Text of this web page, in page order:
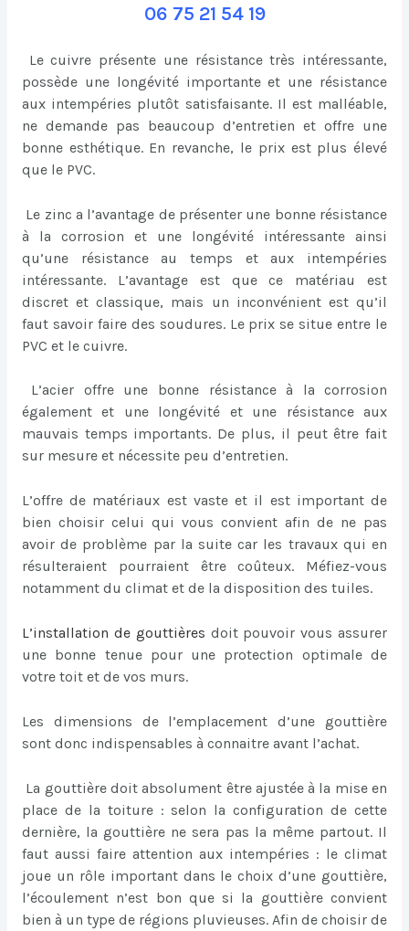
06 75 21 54 19
Le cuivre présente une résistance très intéressante,
possède une longévité importante et une résistance
aux intempéries plutôt satisfaisante. Il est malléable,
ne demande pas beaucoup d’entretien et offre une
bonne esthétique. En revanche, le prix est plus élevé
que le PVC.
Le zinc a l’avantage de présenter une bonne résistance
à la corrosion et une longévité intéressante ainsi
qu’une résistance au temps et aux intempéries
intéressante. L’avantage est que ce matériau est
discret et classique, mais un inconvénient est qu’il
faut savoir faire des soudures. Le prix se situe entre le
PVC et le cuivre.
L’acier offre une bonne résistance à la corrosion
également et une longévité et une résistance aux
mauvais temps importants. De plus, il peut être fait
sur mesure et nécessite peu d’entretien.
L’offre de matériaux est vaste et il est important de
bien choisir celui qui vous convient afin de ne pas
avoir de problème par la suite car les travaux qui en
résulteraient pourraient être coûteux. Méfiez-vous
notamment du climat et de la disposition des tuiles.
L’installation de gouttières doit pouvoir vous assurer
une bonne tenue pour une protection optimale de
votre toit et de vos murs.
Les dimensions de l’emplacement d’une gouttière
sont donc indispensables à connaitre avant l’achat.
La gouttière doit absolument être ajustée à la mise en
place de la toiture : selon la configuration de cette
dernière, la gouttière ne sera pas la même partout. Il
faut aussi faire attention aux intempéries : le climat
joue un rôle important dans le choix d’une gouttière,
l’écoulement n’est bon que si la gouttière convient
bien à un type de régions pluvieuses. Afin de choisir de